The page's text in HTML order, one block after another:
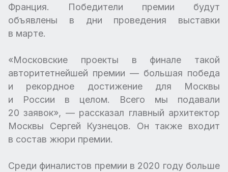
Франция. Победители премии будут
объявлены в дни проведения выставки
в марте.
«Московские проекты в финале такой
авторитетнейшей премии — большая победа
и рекордное достижение для Москвы
и России в целом. Всего мы подавали
20 заявок», — рассказал главный архитектор
Москвы Сергей Кузнецов. Он также входит
в состав жюри премии.
Среди финалистов премии в 2020 году больше